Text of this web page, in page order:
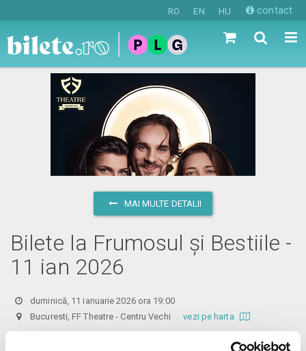
RO EN HU contact
MAI MULTE DETALII
Bilete la Frumosul și Bestiile -
11 ian 2026
duminică, 11 ianuarie 2026 ora 19:00
Bucuresti, FF Theatre - Centru Vechivezi pe harta